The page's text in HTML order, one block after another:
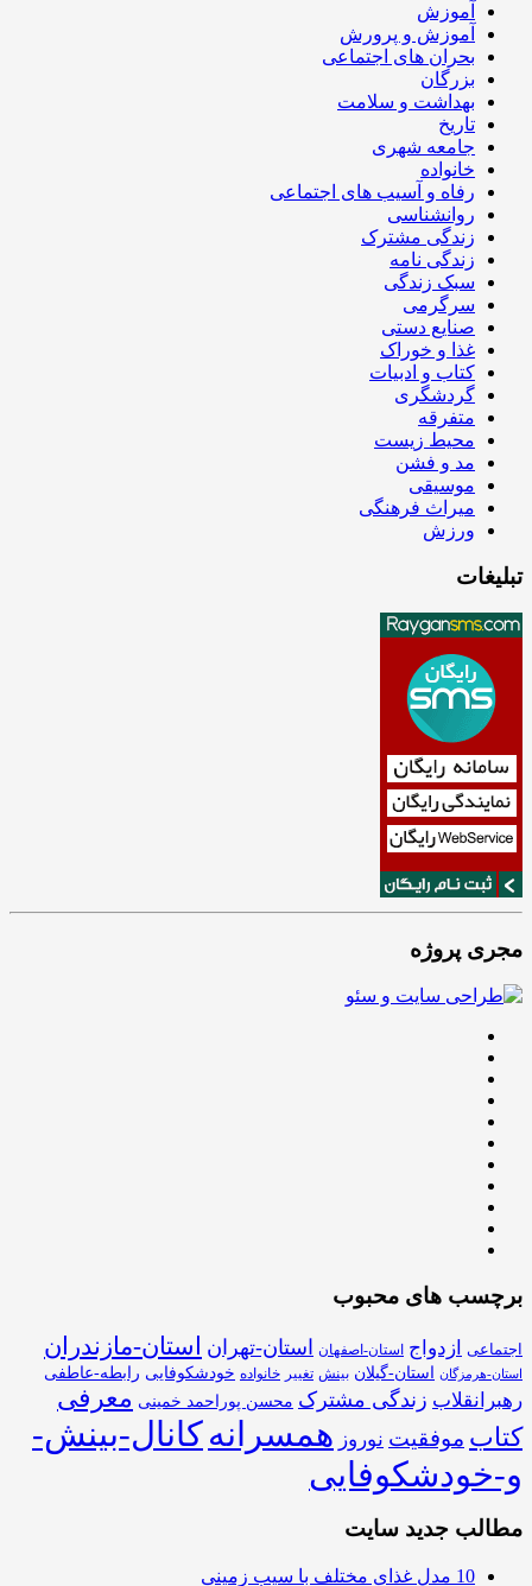
آموزش
آموزش و پرورش
بحران های اجتماعی
بزرگان
بهداشت و سلامت
تاریخ
جامعه شهری
خانواده
رفاه و آسیب های اجتماعی
روانشناسی
زندگی مشترک
زندگی نامه
سبک زندگی
سرگرمی
صنایع دستی
غذا و خوراک
کتاب و ادبیات
گردشگری
متفرقه
محیط زیست
مد و فشن
موسیقی
میراث فرهنگی
ورزش
تبلیغات
مجری پروژه
برچسب های محبوب
اجتماعی ازدواج استان-اصفهان استان-تهران استان-مازندران
استان-هرمزگان استان-گیلان بینش تغییر خانواده خودشکوفایی رابطه-عاطفی
رهبرانقلاب زندگی مشترک محسن پوراحمد خمینی معرفی
کتاب موفقیت نوروز همسرانهکانال-بینش-
و-خودشکوفایی
مطالب جدید سایت
10 مدل غذای مختلف با سیب زمینی